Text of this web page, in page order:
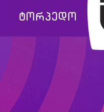
ტორპედო